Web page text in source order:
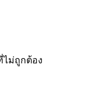
ไม่ถูกต้อง